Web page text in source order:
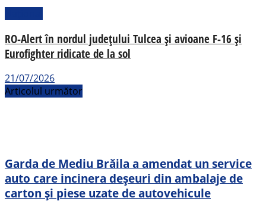
RO-Alert în nordul județului Tulcea și avioane F-16 și
Eurofighter ridicate de la sol
21/07/2026
Articolul următor
Garda de Mediu Brăila a amendat un service
auto care incinera deșeuri din ambalaje de
carton și piese uzate de autovehicule